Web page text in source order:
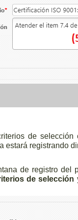
de
estará registrando
de registro del
de selección